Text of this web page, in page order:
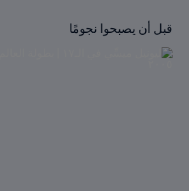
قبل أن يصبحوا نجومًا